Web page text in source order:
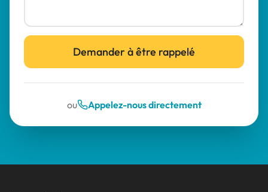
Demander à être rappelé
ou Appelez-nous directement